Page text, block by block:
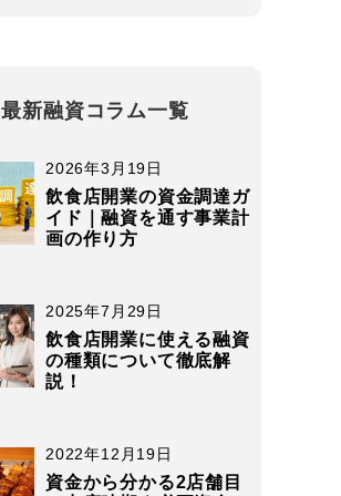
最新融資コラム一覧
2026年3月19日
飲食店開業の資金調達ガ
イド｜融資を通す事業計
画の作り方
2025年7月29日
飲食店開業に使える融資
の種類について徹底解
説！
2022年12月19日
資金から分かる2店舗目